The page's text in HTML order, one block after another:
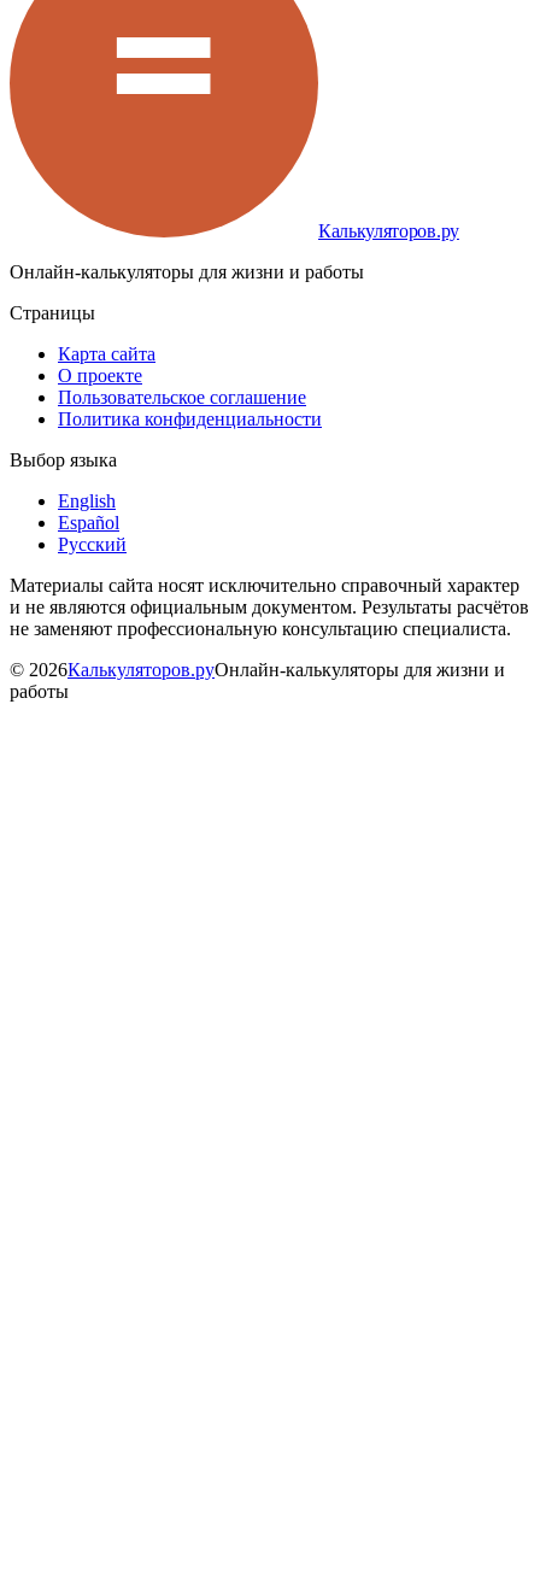
Калькуляторов.ру
Онлайн-калькуляторы для жизни и работы
Страницы
Карта сайта
О проекте
Пользовательское соглашение
Политика конфиденциальности
Выбор языка
English
Español
Русский
Материалы сайта носят исключительно справочный характер
и не являются официальным документом. Результаты расчётов
не заменяют профессиональную консультацию специалиста.
© 2026Калькуляторов.руОнлайн-калькуляторы для жизни и
работы